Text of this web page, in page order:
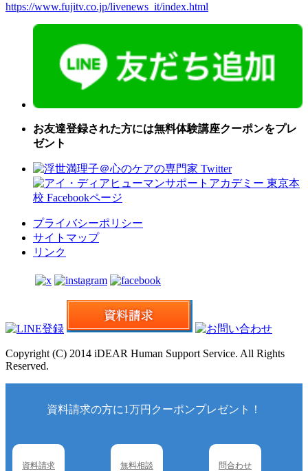
https://www.fujitv.co.jp/livenews_it/index.html
お友達登録された方には無料体験講座クーポンをプレ
ゼント
プライバシーポリシー
サイトマップ
リンク
Copyright (C) 2014 iDEAR Human Support Service. All Rights
Reserved.
資料請求の方に1万円クーポンプレゼント！
資料請求 無料相談 問合わせ